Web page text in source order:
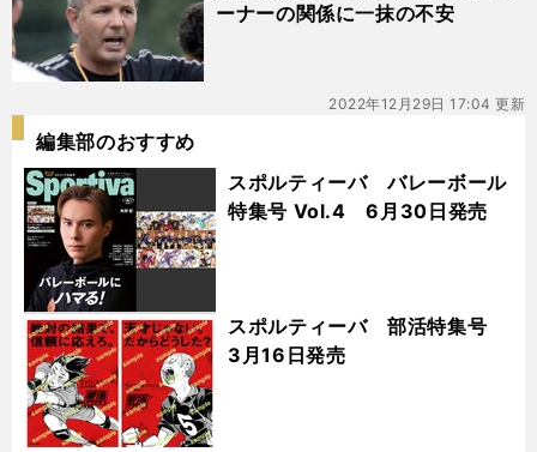
ーナーの関係に一抹の不安
2022年12月29日 17:04 更新
編集部のおすすめ
スポルティーバ バレーボール
特集号 Vol.4 6月30日発売
スポルティーバ 部活特集号
3月16日発売